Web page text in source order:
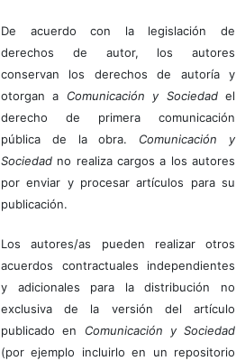
De acuerdo con la legislación de
derechos de autor, los autores
conservan los derechos de autoría y
otorgan a Comunicación y Sociedadel
derecho de primera comunicación
pública de la obra. Comunicación y
Sociedad no realiza cargos a los autores
por enviar y procesar artículos para su
publicación.
Los autores/as pueden realizar otros
acuerdos contractuales independientes
y adicionales para la distribución no
exclusiva de la versión del artículo
publicado en Comunicación y Sociedad
(por ejemplo incluirlo en un repositorio